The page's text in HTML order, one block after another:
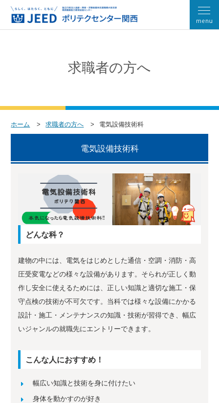
求職者の方へ
ホーム 求職者の方へ 電気設備技術科
電気設備技術科
どんな科？
建物の中には、電気をはじめとした通信・空調・消防・高
圧受変電などの様々な設備があります。そられが正しく動
作し安全に使えるためには、正しい知識と適切な施工・保
守点検の技術が不可欠です。当科では様々な設備にかかる
設計・施工・メンテナンスの知識・技術が習得でき、幅広
いジャンルの就職先にエントリーできます。
こんな人におすすめ！
幅広い知識と技術を身に付けたい
身体を動かすのが好き